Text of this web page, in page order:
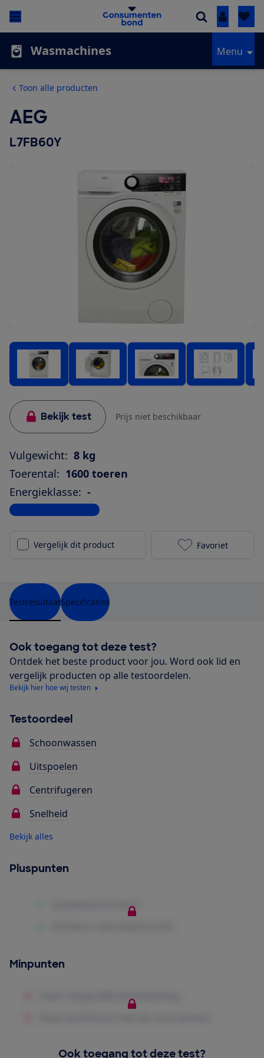
Inloggen
Wasmachines Menu
Toon alle producten
AEG
L7FB60Y
Bekijk test Prijs niet beschikbaar
Vulgewicht: 8 kg
Toerental: 1600 toeren
Energieklasse: -
Bekijk alle specificaties
Vergelijk dit product AEG
Favoriet
TestresultaatSpecificaties
Ook toegang tot deze test?
Ontdek het beste product voor jou. Word ook lid en
vergelijk producten op alle testoordelen.
Bekijk hier hoe wij testen
Testoordeel
Schoonwassen
Uitspoelen
Centrifugeren
Snelheid
Bekijk alles
Pluspunten
Minpunten
Ook toegang tot deze test?